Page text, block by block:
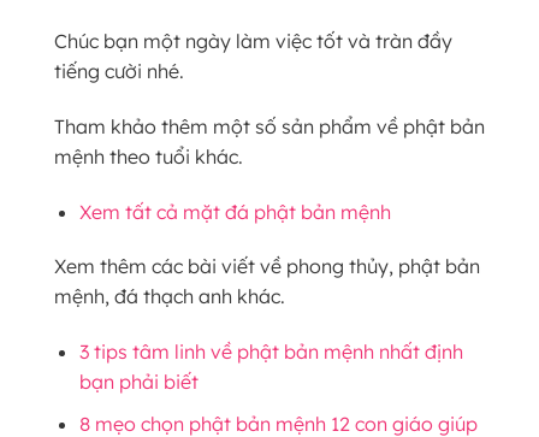
Chúc bạn một ngày làm việc tốt và tràn đầy
tiếng cười nhé.
Tham khảo thêm một số sản phẩm về phật bản
mệnh theo tuổi khác.
Xem tất cả mặt đá phật bản mệnh
Xem thêm các bài viết về phong thủy, phật bản
mệnh, đá thạch anh khác.
3 tips tâm linh về phật bản mệnh nhất định
bạn phải biết
8 mẹo chọn phật bản mệnh 12 con giáo giúp